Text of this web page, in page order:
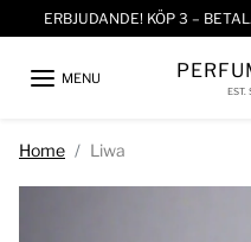
Skip to content
ERBJUDANDE! KÖP 3 –
MENU
EST.
Home Liwa